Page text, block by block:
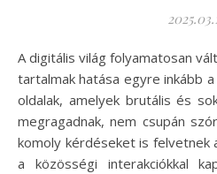
A digitális világ folyamatosan változik, és a különböző online
tartalmak hatása egyre inkább
oldalak, amelyek brutális és
megragadnak, nem csupán
komoly kérdéseket is felvetnek
a közösségi interakciókkal